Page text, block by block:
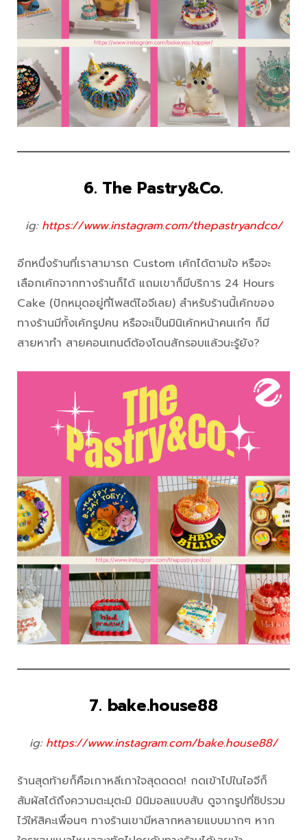
6. The Pastry&Co.
ig: https://www.instagram.com/thepastryandco/
อีกหนึ่งร้านที่เราสามารถ Custom เค้กได้ตามใจ หรือจะ
เลือกเค้กจากทางร้านก็ได้ แถมเขาก็มีบริการ 24 Hours
Cake (ปักหมุดอยู่ที่โพสต์ไอจีเลย) สำหรับร้านนี้เค้กของ
ทางร้านมีทั้งเค้กรูปคน หรือจะเป็นมินิเค้กหน้าคนเก๋ๆ ก็มี
สายหาทำ สายคอนเทนต์ต้องโดนสักรอบแล้วนะรู้ยัง?
7. bake.house88
ig: https://www.instagram.com/bake.house88/
ร้านสุดท้ายก็คือเกาหลีเกาใจสุดดดด! กดเข้าไปในไอจีก็
สัมผัสได้ถึงความตะมุตะมิ มินิมอลแบบสับ ดูจากรูปที่ซิปรวม
ไว้ให้สิคะเพื่อนๆ ทางร้านเขามีหลากหลายแบบมากๆ หาก